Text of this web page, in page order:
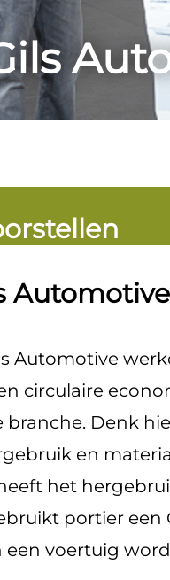
Automotive
Automotive
circulaire
Denk
en
het
portier een
een voertuig